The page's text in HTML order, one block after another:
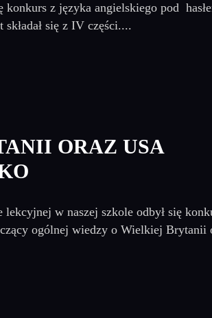
konkurs z języka angielskiego pod
składał się z IV części....
ORAZ USA
w naszej szkole odbył się
ogólnej wiedzy o Wielkiej Brytanii